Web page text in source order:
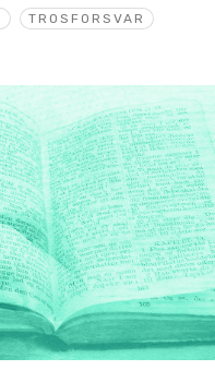
TROSFORSVAR